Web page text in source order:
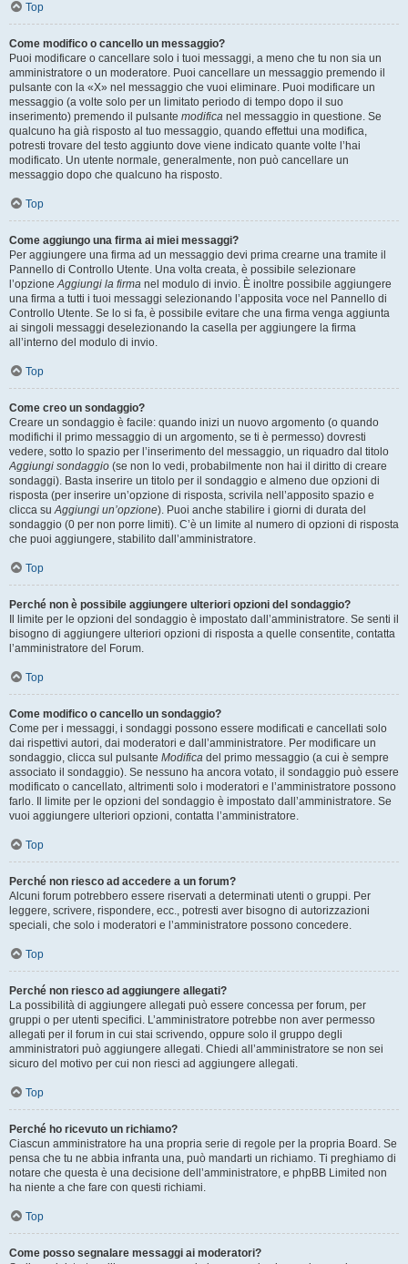
Top
Come modifico o cancello un messaggio?
Puoi modificare o cancellare solo i tuoi messaggi, a meno che tu non sia un
amministratore o un moderatore. Puoi cancellare un messaggio premendo il
pulsante con la «X» nel messaggio che vuoi eliminare. Puoi modificare un
messaggio (a volte solo per un limitato periodo di tempo dopo il suo
inserimento) premendo il pulsante modifica nel messaggio in questione. Se
qualcuno ha già risposto al tuo messaggio, quando effettui una modifica,
potresti trovare del testo aggiunto dove viene indicato quante volte l’hai
modificato. Un utente normale, generalmente, non può cancellare un
messaggio dopo che qualcuno ha risposto.
Top
Come aggiungo una firma ai miei messaggi?
Per aggiungere una firma ad un messaggio devi prima crearne una tramite il
Pannello di Controllo Utente. Una volta creata, è possibile selezionare
l’opzioneAggiungi la firma nel modulo di invio. È inoltre possibile aggiungere
una firma a tutti i tuoi messaggi selezionando l’apposita voce nel Pannello di
Controllo Utente. Se lo si fa, è possibile evitare che una firma venga aggiunta
ai singoli messaggi deselezionando la casella per aggiungere la firma
all’interno del modulo di invio.
Top
Come creo un sondaggio?
Creare un sondaggio è facile: quando inizi un nuovo argomento (o quando
modifichi il primo messaggio di un argomento, se ti è permesso) dovresti
vedere, sotto lo spazio per l’inserimento del messaggio, un riquadro dal titolo
Aggiungi sondaggio (se non lo vedi, probabilmente non hai il diritto di creare
sondaggi). Basta inserire un titolo per il sondaggio e almeno due opzioni di
risposta (per inserire un’opzione di risposta, scrivila nell’apposito spazio e
clicca suAggiungi un’opzione). Puoi anche stabilire i giorni di durata del
sondaggio (0 per non porre limiti). C’è un limite al numero di opzioni di risposta
che puoi aggiungere, stabilito dall’amministratore.
Top
Perché non è possibile aggiungere ulteriori opzioni del sondaggio?
Il limite per le opzioni del sondaggio è impostato dall’amministratore. Se senti il
bisogno di aggiungere ulteriori opzioni di risposta a quelle consentite, contatta
l’amministratore del Forum.
Top
Come modifico o cancello un sondaggio?
Come per i messaggi, i sondaggi possono essere modificati e cancellati solo
dai rispettivi autori, dai moderatori e dall’amministratore. Per modificare un
sondaggio, clicca sul pulsante Modifica del primo messaggio (a cui è sempre
associato il sondaggio). Se nessuno ha ancora votato, il sondaggio può essere
modificato o cancellato, altrimenti solo i moderatori e l’amministratore possono
farlo. Il limite per le opzioni del sondaggio è impostato dall’amministratore. Se
vuoi aggiungere ulteriori opzioni, contatta l’amministratore.
Top
Perché non riesco ad accedere a un forum?
Alcuni forum potrebbero essere riservati a determinati utenti o gruppi. Per
leggere, scrivere, rispondere, ecc., potresti aver bisogno di autorizzazioni
speciali, che solo i moderatori e l’amministratore possono concedere.
Top
Perché non riesco ad aggiungere allegati?
La possibilità di aggiungere allegati può essere concessa per forum, per
gruppi o per utenti specifici. L’amministratore potrebbe non aver permesso
allegati per il forum in cui stai scrivendo, oppure solo il gruppo degli
amministratori può aggiungere allegati. Chiedi all’amministratore se non sei
sicuro del motivo per cui non riesci ad aggiungere allegati.
Top
Perché ho ricevuto un richiamo?
Ciascun amministratore ha una propria serie di regole per la propria Board. Se
pensa che tu ne abbia infranta una, può mandarti un richiamo. Ti preghiamo di
notare che questa è una decisione dell’amministratore, e phpBB Limited non
ha niente a che fare con questi richiami.
Top
Come posso segnalare messaggi ai moderatori?